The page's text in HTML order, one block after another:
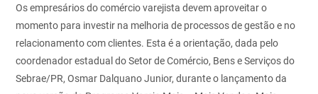
Os empresários do comércio varejista devem aproveitar o
momento para investir na melhoria de processos de gestão e no
relacionamento com clientes. Esta é a orientação, dada pelo
coordenador estadual do Setor de Comércio, Bens e Serviços do
Sebrae/PR, Osmar Dalquano Junior, durante o lançamento da